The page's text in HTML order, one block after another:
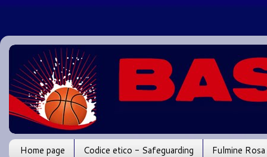
Home page Codice etico - Safeguarding Fulmine Rosa